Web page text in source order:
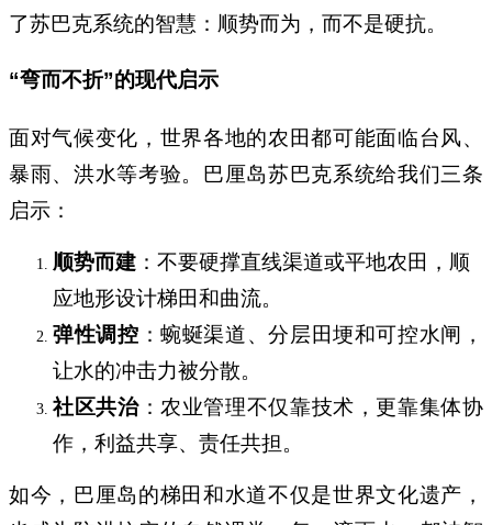
了苏巴克系统的智慧：顺势而为，而不是硬抗。
“弯而不折”的现代启示
面对气候变化，世界各地的农田都可能面临台风、
暴雨、洪水等考验。巴厘岛苏巴克系统给我们三条
启示：
顺势而建 ：不要硬撑直线渠道或平地农田，顺
应地形设计梯田和曲流。
弹性调控 ：蜿蜒渠道、分层田埂和可控水闸，
让水的冲击力被分散。
社区共治：农业管理不仅靠技术，更靠集体协
作，利益共享、责任共担。
如今，巴厘岛的梯田和水道不仅是世界文化遗产，